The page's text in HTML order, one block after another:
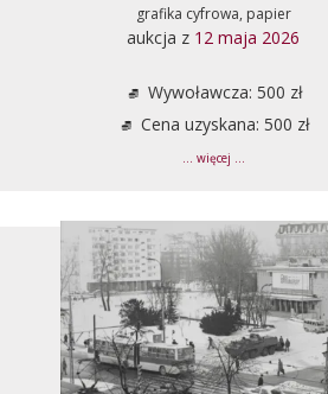
grafika cyfrowa, papier
aukcja z 12 maja 2026
Wywoławcza: 500 zł
Cena uzyskana: 500 zł
... więcej ...